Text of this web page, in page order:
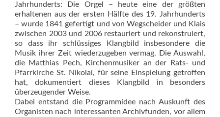
Jahrhunderts: Die Orgel – heute eine der größten
erhaltenen aus der ersten Hälfte des 19. Jahrhunderts
– wurde 1841 gefertigt und von Wegscheider und Klais
zwischen 2003 und 2006 restauriert und rekonstruiert,
so dass ihr schlüssiges Klangbild insbesondere die
Musik ihrer Zeit wiederzugeben vermag. Die Auswahl,
die Matthias Pech, Kirchenmusiker an der Rats- und
Pfarrkirche St. Nikolai, für seine Einspielung getroffen
hat, dokumentiert dieses Klangbild in besonders
überzeugender Weise.
Dabei entstand die Programm­idee nach Auskunft des
Organisten nach interessanten Archivfunden, vor allem